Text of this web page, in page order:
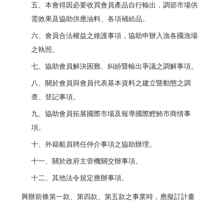
五、本會得因必要收買會員產品自行輸出，調節市場供
需效果及協助供應油料、各項補給品。
六、會員合法權益之維護事項，協助申辦入漁各國漁場
之執照。
七、協助會員解決困難、糾紛暨輸出爭議之調解事項。
八、關於會員與會員代表基本資料之建立暨動態之調
查、登記事項。
九、協助會員拓展國際市場及報導國際鰹鮪市商情事
項。
十、外籍船員聘任仲介事項之協助辦理。
十一、關於政府主管機關交辦事項。
十二、其他法令規定應辦事項。
興辦前條第一款、第四款、第五款之事業時，應擬訂計畫